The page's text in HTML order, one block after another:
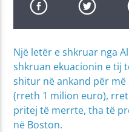
Një letër e shkruar nga
shkruan ekuacionin e tij
shitur në ankand për
(rreth 1 milion euro),
pritej të merrte, tha të
në Boston.